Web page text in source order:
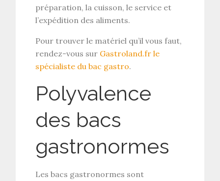
préparation, la cuisson, le service et
l’expédition des aliments.
Pour trouver le matériel qu’il vous faut,
rendez-vous sur Gastroland.fr le
spécialiste du bac gastro.
Polyvalence
des bacs
gastronormes
Les bacs gastronormes sont